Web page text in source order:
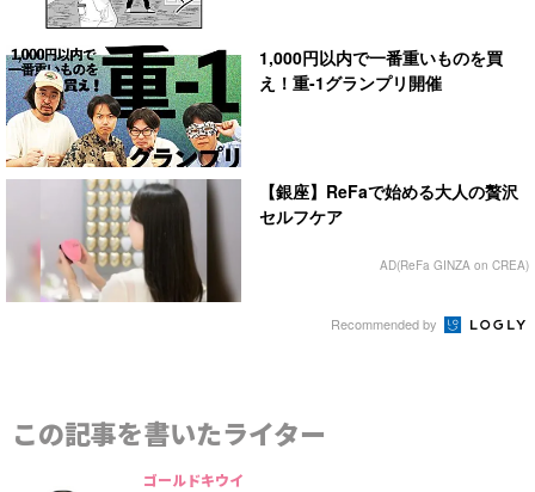
1,000円以内で一番重いものを買
え！重-1グランプリ開催
【銀座】ReFaで始める大人の贅沢
セルフケア
AD(ReFa GINZA on CREA)
Recommended by
この記事を書いたライター
ゴールドキウイ